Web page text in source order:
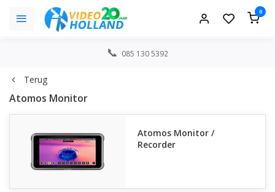
0
085 130 5392
Terug
Atomos Monitor
Atomos Monitor /
Recorder